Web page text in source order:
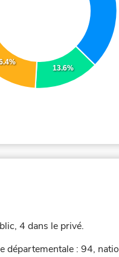
13.6%
4 dans le privé.
départementale : 94,